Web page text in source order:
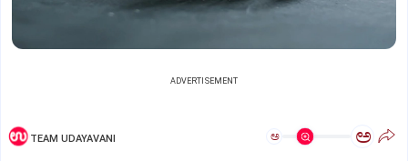
ADVERTISEMENT
TEAM UDAYAVANI ಅ ಅ